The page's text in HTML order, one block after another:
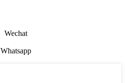
Wechat
Whatsapp